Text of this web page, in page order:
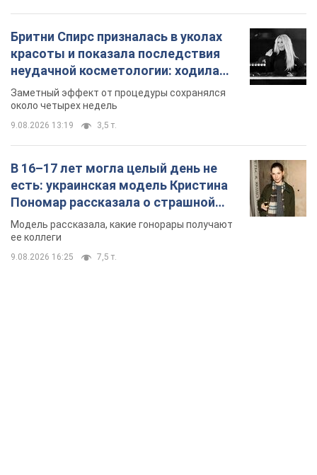
Бритни Спирс призналась в уколах
красоты и показала последствия
неудачной косметологии: ходила
так почти месяц
Заметный эффект от процедуры сохранялся
около четырех недель
9.08.2026 13:19 3,5 т.
В 16–17 лет могла целый день не
есть: украинская модель Кристина
Пономар рассказала о страшной
стороне модельной карьеры
Модель рассказала, какие гонорары получают
ее коллеги
9.08.2026 16:25 7,5 т.